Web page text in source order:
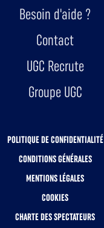
Besoin d'aide ?
Contact
UGC Recrute
Groupe UGC
POLITIQUE DE CONFIDENTIALITÉ
CONDITIONS GÉNÉRALES
MENTIONS LÉGALES
COOKIES
CHARTE DES SPECTATEURS